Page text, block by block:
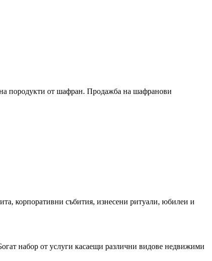
породукти от шафран. Продажба на шафранови
корпоративни събития, изнесени ритуали, юбилеи и
набор от услуги касаещи различни видове недвижими